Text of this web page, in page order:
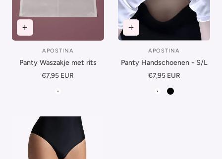
Leverancier:
APOSTINA
Panty Waszakje met rits
Normale
€7,95 EUR
Leverancier:
APOSTINA
Panty Handschoenen - S/L
Normale
€7,95 EUR
Wit Zwart